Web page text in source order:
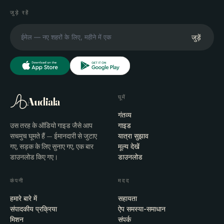
जुड़े रहें
जुड़ें
Audiala
उस तरह के ऑडियो गाइड जैसे आप
सचमुच घूमते हैं — ईमानदारी से जुटाए
गए, सड़क के लिए सुनाए गए, एक बार
डाउनलोड किए गए।
घूमें
गंतव्य
गाइड
यात्रा सुझाव
मूल्य देखें
डाउनलोड
कंपनी
हमारे बारे में
संपादकीय प्रक्रिया
मिशन
मदद
सहायता
ऐप समस्या-समाधान
संपर्क